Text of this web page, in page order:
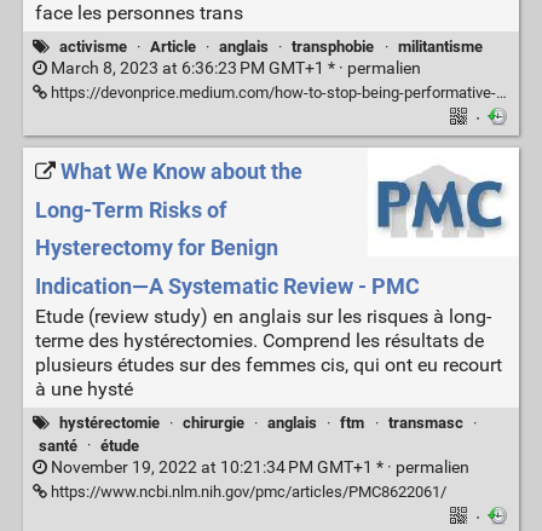
face les personnes trans
activisme · Article · anglais · transphobie · militantisme
March 8, 2023 at 6:36:23 PM GMT+1 * · permalien
https://devonprice.medium.com/how-to-stop-being-performative-and-genuinely-help-trans-people-3a616ff2d243
·
What We Know about the
Long-Term Risks of
Hysterectomy for Benign
Indication—A Systematic Review - PMC
Etude (review study) en anglais sur les risques à long-
terme des hystérectomies. Comprend les résultats de
plusieurs études sur des femmes cis, qui ont eu recourt
à une hysté
hystérectomie · chirurgie · anglais · ftm · transmasc
·
santé
· étude
November 19, 2022 at 10:21:34 PM GMT+1 * · permalien
https://www.ncbi.nlm.nih.gov/pmc/articles/PMC8622061/
·